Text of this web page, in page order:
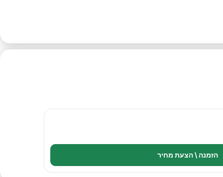
הזמנה \ הצעת מחיר